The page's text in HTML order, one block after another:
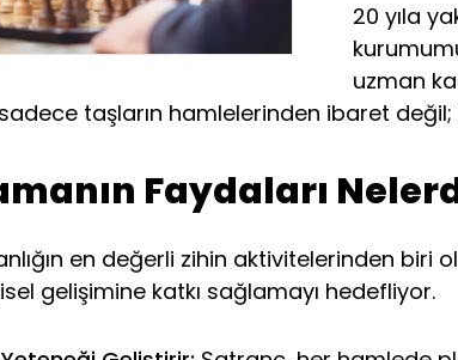
20 yıla
uzman
taşların hamlelerinden ibaret
Faydaları
en değerli zihin aktivitelerinden
gelişimine katkı sağlamayı hedefliyor.